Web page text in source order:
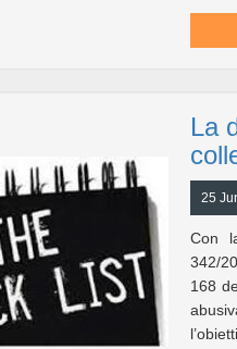
La
25
Con
342/
168